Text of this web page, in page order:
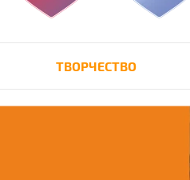
ТВОРЧЕСТВО